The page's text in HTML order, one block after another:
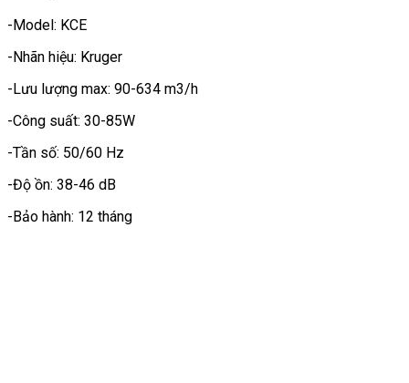
-Model: KCE
-Nhãn hiệu: Kruger
-Lưu lượng max: 90-634 m3/h
-Công suất: 30-85W
-Tần số: 50/60 Hz
-Độ ồn: 38-46 dB
-Bảo hành: 12 tháng